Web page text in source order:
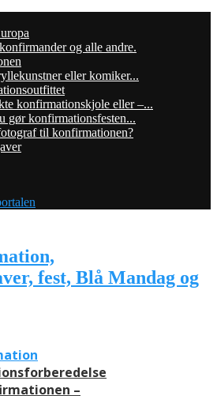
og alle andre.
eller komiker...
konfirmationskjole eller –...
gør konfirmationsfesten...
til konfirmationen?
–